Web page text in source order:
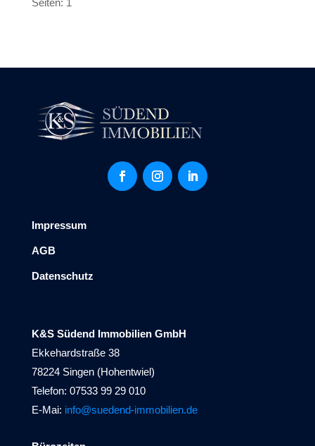
Seiten: 1
Impressum
AGB
Datenschutz
K&S Südend Immobilien GmbH
Ekkehardstraße 38
78224 Singen (Hohentwiel)
Telefon: 07533 99 29 010
E-Mai: info@suedend-immobilien.de